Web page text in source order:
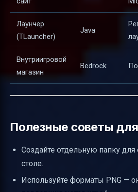
Лаунчер
(TLauncher)
Java
Внутриигровой
магазин
Bedrock
Полезные советы
Создайте отдельную папку
столе.
Используйте форматы PNG —